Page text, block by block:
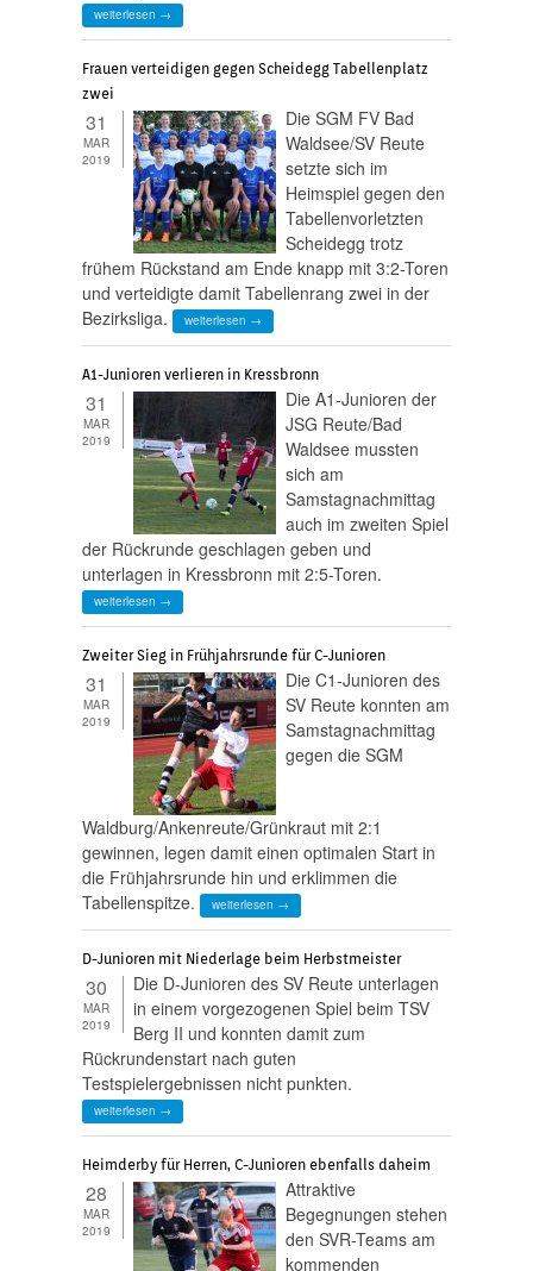
weiterlesen →
Frauen verteidigen gegen Scheidegg Tabellenplatz
zwei
31
MAR
2019
Die SGM FV Bad
Waldsee/SV Reute
setzte sich im
Heimspiel gegen den
Tabellenvorletzten
Scheidegg trotz
frühem Rückstand am Ende knapp mit 3:2-Toren
und verteidigte damit Tabellenrang zwei in der
Bezirksliga.
weiterlesen →
A1-Junioren verlieren in Kressbronn
31
MAR
2019
Die A1-Junioren der
JSG Reute/Bad
Waldsee mussten
sich am
Samstagnachmittag
auch im zweiten Spiel
der Rückrunde geschlagen geben und
unterlagen in Kressbronn mit 2:5-Toren.
weiterlesen →
Zweiter Sieg in Frühjahrsrunde für C-Junioren
31
MAR
2019
Die C1-Junioren des
SV Reute konnten am
Samstagnachmittag
gegen die SGM
Waldburg/Ankenreute/Grünkraut mit 2:1
gewinnen, legen damit einen optimalen Start in
die Frühjahrsrunde hin und erklimmen die
Tabellenspitze.
weiterlesen →
D-Junioren mit Niederlage beim Herbstmeister
30
MAR
2019
Die D-Junioren des SV Reute unterlagen
in einem vorgezogenen Spiel beim TSV
Berg II und konnten damit zum
Rückrundenstart nach guten
Testspielergebnissen nicht punkten.
weiterlesen →
Heimderby für Herren, C-Junioren ebenfalls daheim
28
MAR
2019
Attraktive
Begegnungen stehen
den SVR-Teams am
kommenden